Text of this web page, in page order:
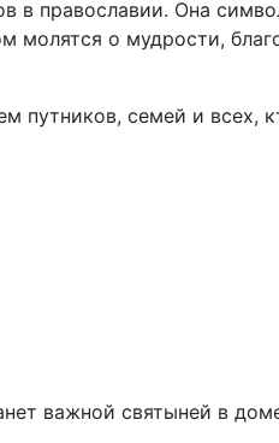
в православии. Она
молятся о мудрости,
путников, семей и всех,
важной святыней в